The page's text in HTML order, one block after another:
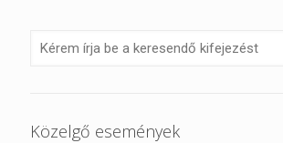
Közelgő események